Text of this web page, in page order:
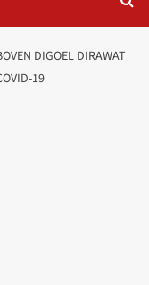
DIGOEL DIRAWAT
19